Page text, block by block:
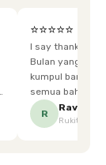
⭐⭐⭐⭐⭐
I say thankyou
Bulan yang super happy! banyak
kumpul bareng
semua bahagia
mgkn saran dari air aja & kebersihan lebih di
R
Ravena
Rukita